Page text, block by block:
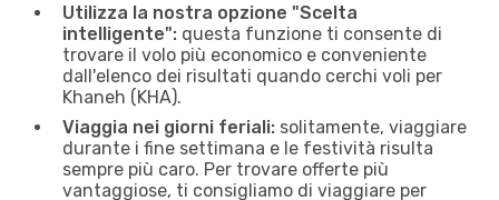
Utilizza la nostra opzione "Scelta
intelligente": questa funzione ti consente di
trovare il volo più economico e conveniente
dall'elenco dei risultati quando cerchi voli per
Khaneh (KHA).
Viaggia nei giorni feriali: solitamente, viaggiare
durante i fine settimana e le festività risulta
sempre più caro. Per trovare offerte più
vantaggiose, ti consigliamo di viaggiare per